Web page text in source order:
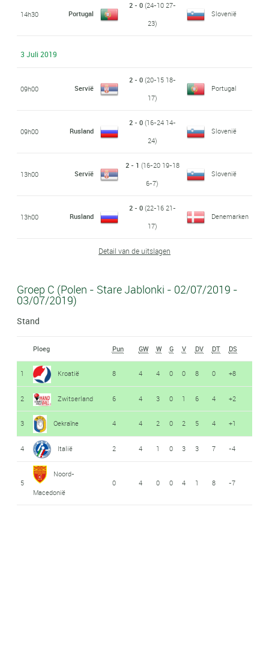
14h30 Portugal
2 - 0(24-10 27-
23)
Slovenië
3 Juli 2019
09h00 Servië
2 - 0(20-15 18-
17)
Portugal
09h00 Rusland
2 - 0(16-24 14-
24)
Slovenië
13h00 Servië
2 - 1 (16-20 19-18
6-7)
Slovenië
13h00 Rusland
2 - 0(22-16 21-
17)
Denemarken
Detail van de uitslagen
Groep C (Polen - Stare Jablonki - 02/07/2019 -
03/07/2019)
Stand
Ploeg Pun GW W G V DV DT DS
1 Kroatië 8 4 4 0 0 8 0 +8
2 Zwitserland 6 4 3 0 1 6 4 +2
3 Oekraïne 4 4 2 0 2 5 4 +1
4 Italië 2 4 1 0 3 3 7 -4
5
Noord-
Macedonië
0 4 0 0 4 1 8 -7